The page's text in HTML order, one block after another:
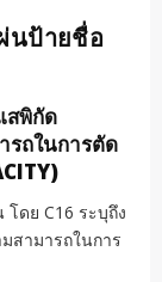
นป้ายชื่อ
สพิกัด
รถในการตัด
โดย C16 ระบุถึง
สามารถในการ